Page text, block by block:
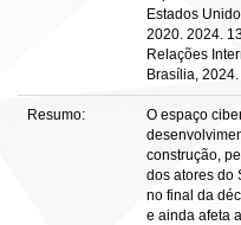
Estados
2020. 2024.
Relações
Brasília, 2024.
Resumo:
O espaço
construção,
dos atores do
no final da
e ainda afeta